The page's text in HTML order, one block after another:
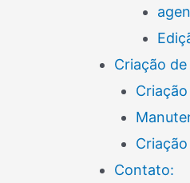
Criação
Contato: